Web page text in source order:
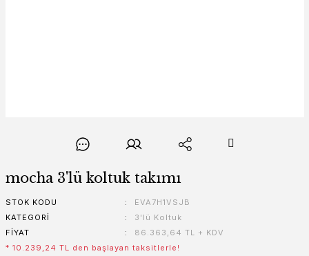
mocha 3'lü koltuk takımı
STOK KODU
EVA7H1VSJB
KATEGORI
3'lü Koltuk
FIYAT
86.363,64 TL + KDV
* 10.239,24 TL den başlayan taksitlerle!